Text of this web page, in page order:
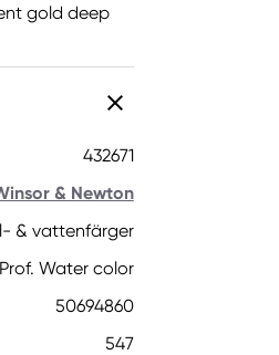
gold deep
432671
& Newton
& vattenfärger
Water color
50694860
547